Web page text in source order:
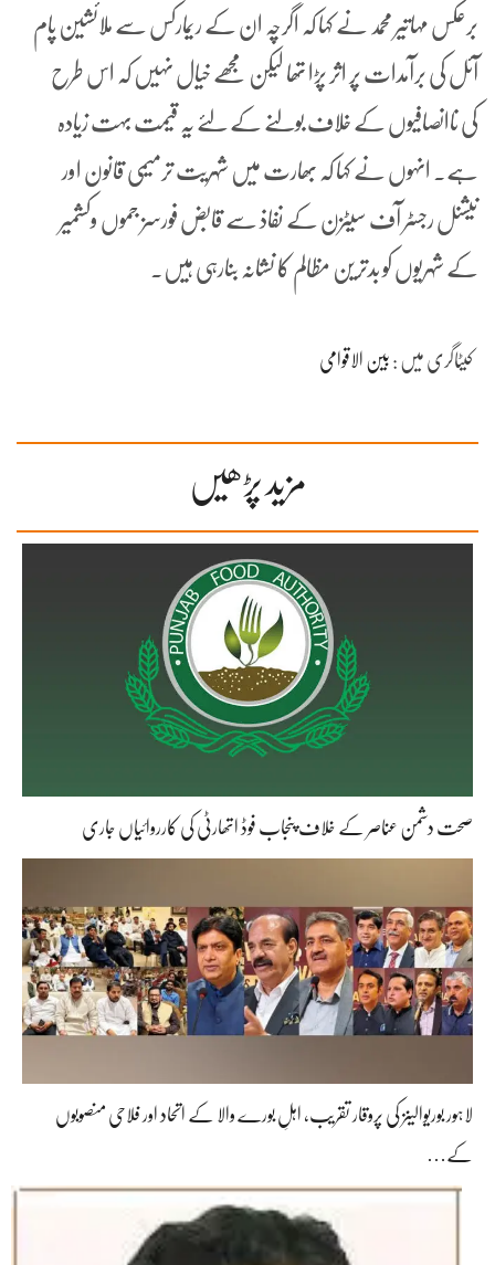
برعکس مہاتیر محمد نے کہا کہ اگرچہ ان کے ریمارکس سے ملائشین پام
آئل کی برآمدات پر اثر پڑا تھا لیکن مجھے خیال نہیں کہ اس طرح
کی ناانصافیوں کے خلاف بولنے کے لئے یہ قیمت بہت زیادہ
ہے۔ انہوں نے کہا کہ بھارت میں شہریت ترمیمی قانون اور
نیشنل رجسٹر آف سیٹزن کے نفاذ سے قابض فورسز جموں وکشمیر
کے شہریوں کو بدترین مظالم کا نشانہ بنارہی ہیں۔
کیٹاگری میں : بین الاقوامی
مزید پڑھیں
صحت دشمن عناصر کے خلاف پنجاب فوڈ اتھارٹی کی کارروائیاں جاری
لاہور بوریوالینز کی پروقار تقریب، اہلِ بورے والا کے اتحاد اور فلاحی منصوبوں
کے…